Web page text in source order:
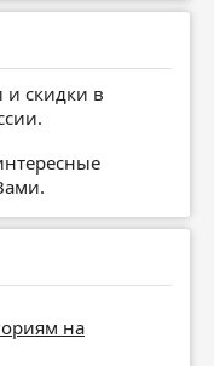
и скидки в
на